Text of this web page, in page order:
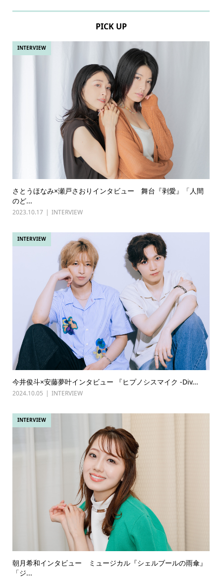
PICK UP
INTERVIEW
さとうほなみ×瀬戸さおりインタビュー 舞台『剥愛』「人間
のど...
2023.10.17 INTERVIEW
INTERVIEW
今井俊斗×安藤夢叶インタビュー 『ヒプノシスマイク -Div...
2024.10.05 INTERVIEW
INTERVIEW
朝月希和インタビュー ミュージカル『シェルブールの雨傘』
「ジ...